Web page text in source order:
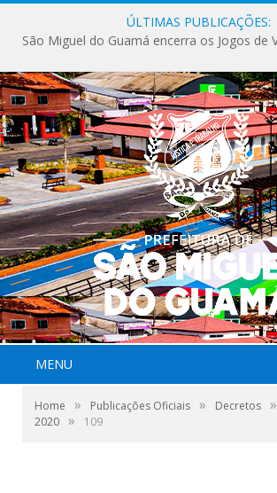
ÚLTIMAS PUBLICAÇÕES:
MENU
Home » Publicações Oficiais » Decretos »
2020 » 109